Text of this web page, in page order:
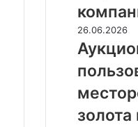
реальности
Аукцион
на
право
пользования
золота
в
26.06.2026
золота